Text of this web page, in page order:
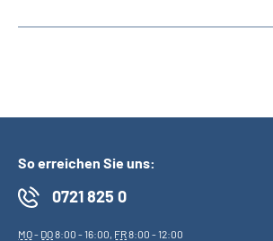
So erreichen Sie uns:
0721 825 0
MO- DO8:00 - 16:00, FR8:00 - 12:00